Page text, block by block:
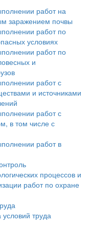
работ на
заражением почвы
работ по
условиях
работ по
и
работ с
и источниками
работ с
в том числе с
работ в
процессов и
работ по охране
труда